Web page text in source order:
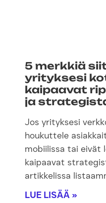
5 merkkiä
yrityksesi
kaipaavat
ja
Jos yrityksesi
houkuttele
mobiilissa tai eivät
kaipaavat
artikkelissa
LUE LISÄÄ »